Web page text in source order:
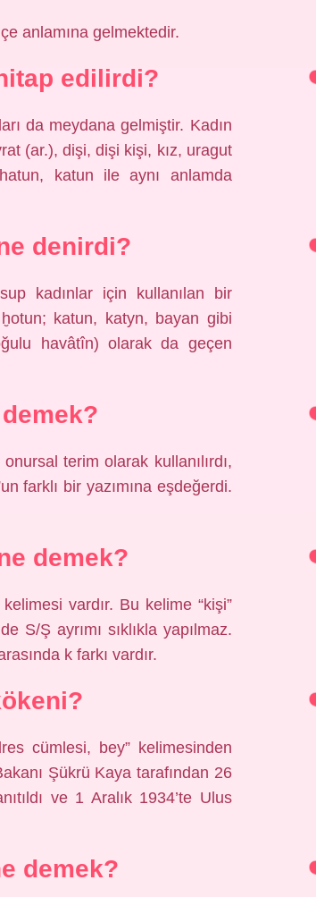
anlamına gelmektedir.
edilirdi?
da meydana gelmiştir. Kadın
(ar.), dişi, dişi kişi, kız, uragut
katun ile aynı anlamda
denirdi?
kadınlar için kullanılan bir
katun, katyn, bayan gibi
havâtîn) olarak da geçen
terim olarak kullanılırdı,
farklı bir yazımına eşdeğerdi.
demek?
vardır. Bu kelime “kişi”
S/Ş ayrımı sıklıkla yapılmaz.
k farkı vardır.
cümlesi, bey” kelimesinden
Şükrü Kaya tarafından 26
ve 1 Aralık 1934’te Ulus
demek?